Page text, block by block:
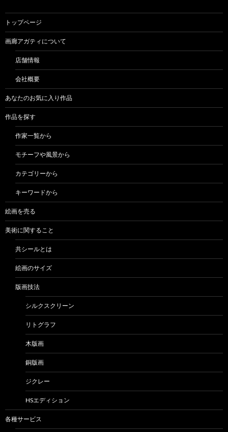
トップページ
画廊アガティについて
店舗情報
会社概要
あなたのお気に入り作品
作品を探す
作家一覧から
モチーフや風景から
カテゴリーから
キーワードから
絵画を売る
美術に関すること
共シールとは
絵画のサイズ
版画技法
シルクスクリーン
リトグラフ
木版画
銅版画
ジクレー
HSエディション
各種サービス